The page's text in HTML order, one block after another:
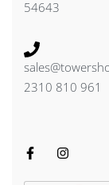
Certifications : CE,
54643
2310 810 961